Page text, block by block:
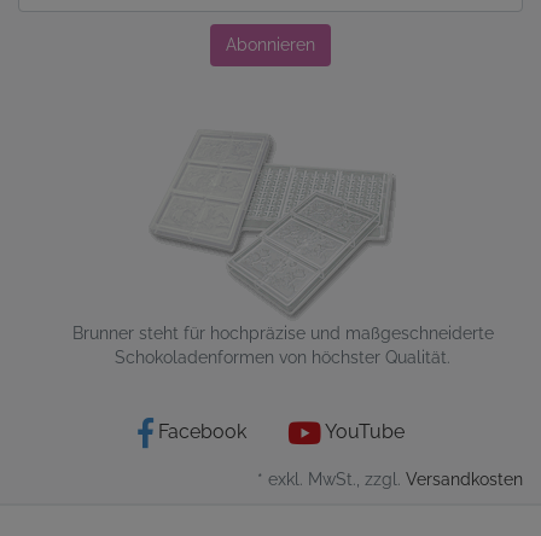
Abonnieren
Brunner steht für hochpräzise und maßgeschneiderte
Schokoladenformen von höchster Qualität.
Facebook YouTube
* exkl. MwSt., zzgl. Versandkosten